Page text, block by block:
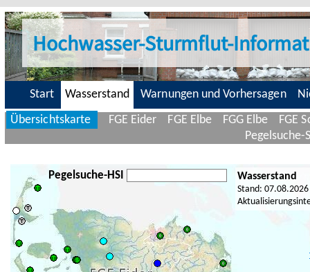
Hochwasser-Sturmflut-
Start Wasserstand Warnungen und Vorhersagen
Übersichtskarte
FGE Eider FGE Elbe FGG Elbe
FGE
Pegelsuche-
Pegelsuche-HSI Wasserstand
Stand: